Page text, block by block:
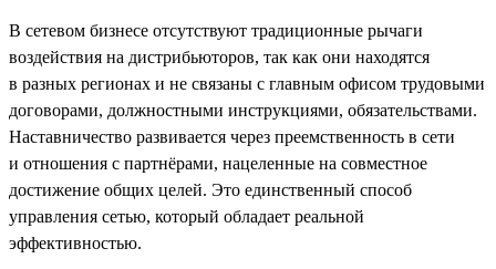
В сетевом бизнесе отсутствуют традиционные рычаги
воздействия на дистрибьюторов, так как они находятся
в разных регионах и не связаны с главным офисом трудовыми
договорами, должностными инструкциями, обязательствами.
Наставничество развивается через преемственность в сети
и отношения с партнёрами, нацеленные на совместное
достижение общих целей. Это единственный способ
управления сетью, который обладает реальной
эффективностью.